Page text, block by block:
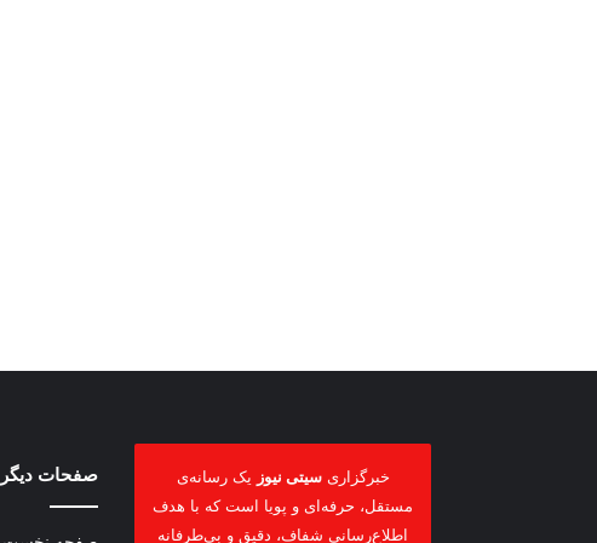
خبرگزاریسیتی نیوز یک رسانه‌ی
مستقل، حرفه‌ای و پویا است که با هدف
اطلاع‌رسانی شفاف، دقیق و بی‌طرفانه
صفحات دیگر